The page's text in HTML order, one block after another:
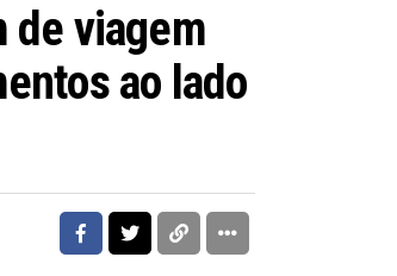
de viagem
ao lado